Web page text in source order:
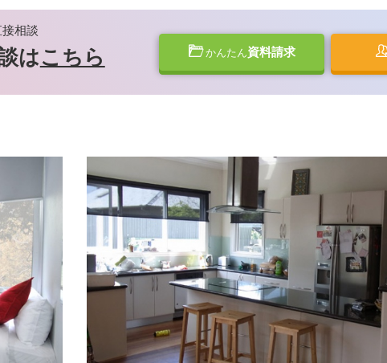
かんたん資料請求
相談
はこちら